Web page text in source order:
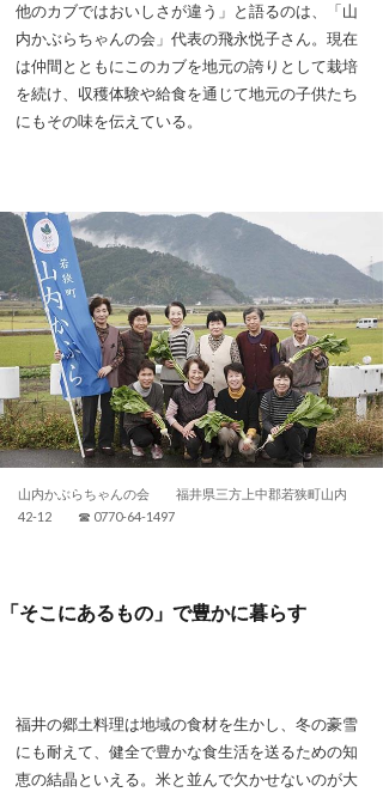
他のカブではおいしさが違う」と語るのは、「山
内かぶらちゃんの会」代表の飛永悦子さん。現在
は仲間とともにこのカブを地元の誇りとして栽培
を続け、収穫体験や給食を通じて地元の子供たち
にもその味を伝えている。
山内かぶらちゃんの会 福井県三方上中郡若狭町山内
42-12 ☎ 0770-64-1497
「そこにあるもの」で豊かに暮らす
福井の郷土料理は地域の食材を生かし、冬の豪雪
にも耐えて、健全で豊かな食生活を送るための知
恵の結晶といえる。米と並んで欠かせないのが大